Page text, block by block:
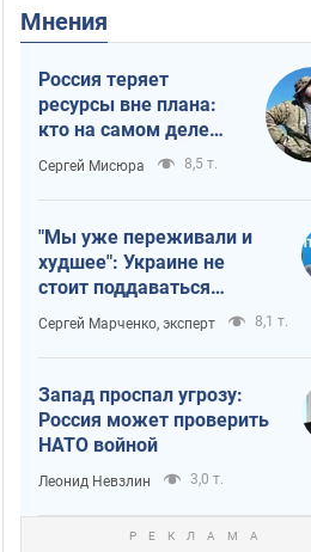
Мнения
Россия теряет
ресурсы вне плана:
кто на самом деле
диктует темп войны
Сергей Мисюра 8,5 т.
"Мы уже переживали и
худшее": Украине не
стоит поддаваться
отчаянию из-за
ракетного террора
Сергей Марченко, эксперт 8,1 т.
Запад проспал угрозу:
Россия может проверить
НАТО войной
Леонид Невзлин 3,0 т.